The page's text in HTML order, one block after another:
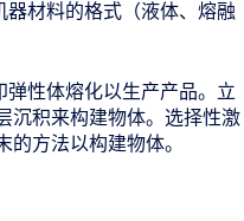
器材料的格式（液体、熔融
性体熔化以生产产品。立
沉积来构建物体。选择性激
方法以构建物体。